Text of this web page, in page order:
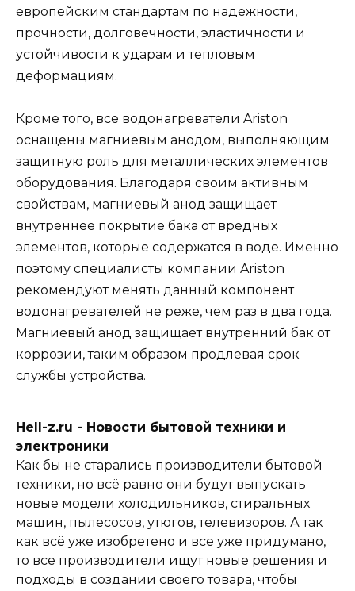
европейским стандартам по надежности,
прочности, долговечности, эластичности и
устойчивости к ударам и тепловым
деформациям.
Кроме того, все водонагреватели Ariston
оснащены магниевым анодом, выполняющим
защитную роль для металлических элементов
оборудования. Благодаря своим активным
свойствам, магниевый анод защищает
внутреннее покрытие бака от вредных
элементов, которые содержатся в воде. Именно
поэтому специалисты компании Ariston
рекомендуют менять данный компонент
водонагревателей не реже, чем раз в два года.
Магниевый анод защищает внутренний бак от
коррозии, таким образом продлевая срок
службы устройства.
Hell-z.ru - Новости бытовой техники и
электроники
Как бы не старались производители бытовой
техники, но всё равно они будут выпускать
новые модели холодильников, стиральных
машин, пылесосов, утюгов, телевизоров. А так
как всё уже изобретено и все уже придумано,
то все производители ищут новые решения и
подходы в создании своего товара, чтобы